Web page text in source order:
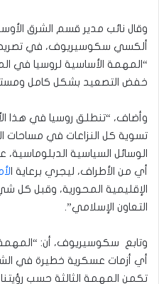
وقال نائب مدير قسم الشرق
ألكسي سكوسيريوف، في تصريح
“المهمة الأساسية لروسيا في
خفض التصعيد بشكل كامل
وأضاف، “تنطلق روسيا في هذا
تسوية كل النزاعات في مساحات
الوسائل السياسية الدبلوماسية،
أي من الأطراف، ليجري برعاية ا
الإقليمية المحورية، وقبل كل
التعاون الإسلامي”.
وتابع سكوسيريوف، أن:
أي أزمات عسكرية خطيرة في
تكمن المهمة الثالثة حسب